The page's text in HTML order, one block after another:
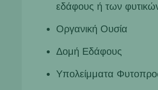
εδάφους ή των
Οργανική Ουσία
Δομή Εδάφους
Υπολείμματα